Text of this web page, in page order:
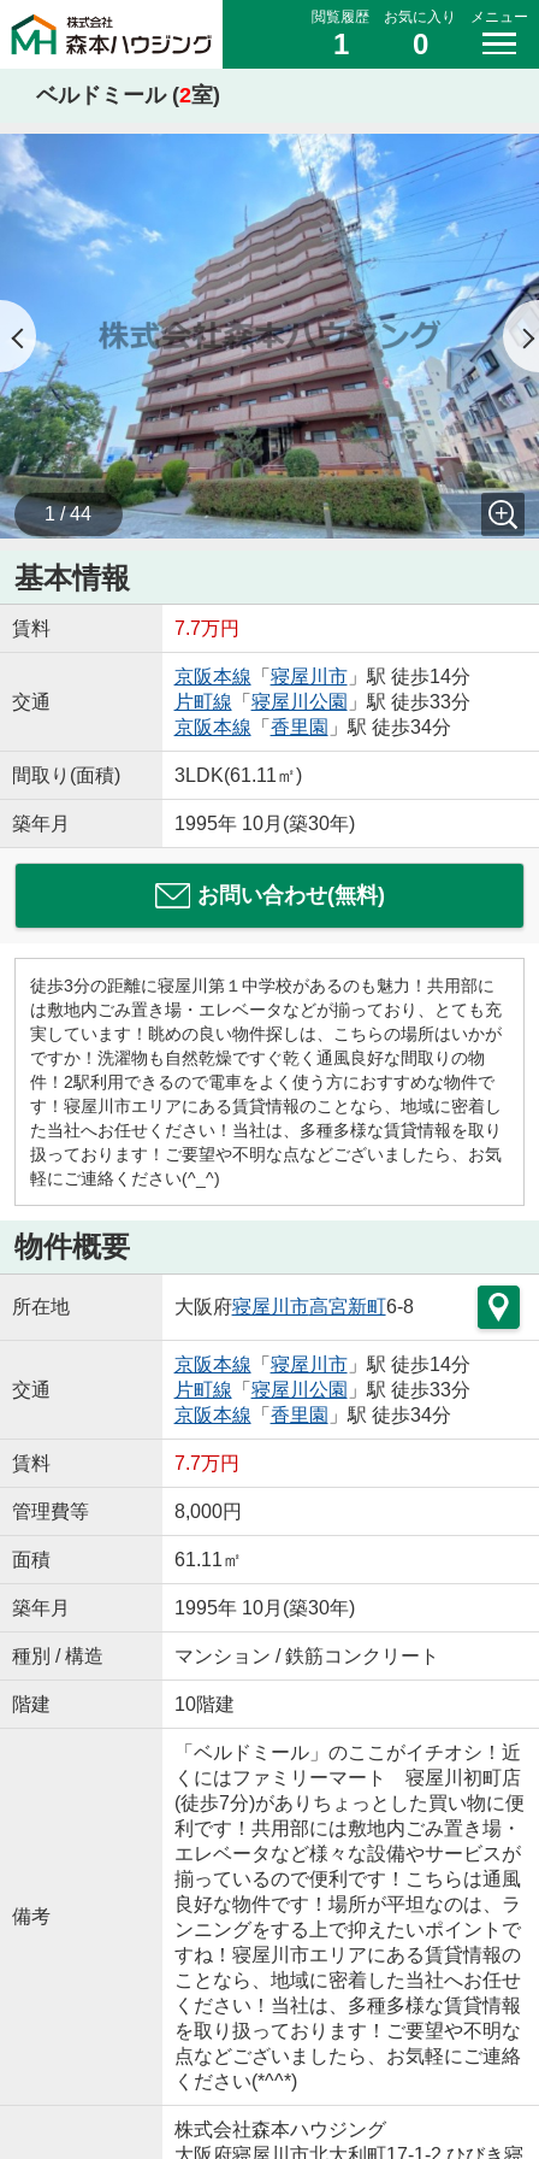
閲覧履歴
1
お気に入り
0
メニュー
ベルドミール (2室)
1 / 44
基本情報
賃料 7.7万円
交通
京阪本線 「 寝屋川市」駅 徒歩14分
片町線 「 寝屋川公園 」駅 徒歩33分
京阪本線 「 香里園 」駅 徒歩34分
間取り(面積) 3LDK(61.11㎡)
築年月 1995年 10月(築30年)
お問い合わせ(無料)
徒歩3分の距離に寝屋川第１中学校があるのも魅力！共用部に
は敷地内ごみ置き場・エレベータなどが揃っており、とても充
実しています！眺めの良い物件探しは、こちらの場所はいかが
ですか！洗濯物も自然乾燥ですぐ乾く通風良好な間取りの物
件！2駅利用できるので電車をよく使う方におすすめな物件で
す！寝屋川市エリアにある賃貸情報のことなら、地域に密着し
た当社へお任せください！当社は、多種多様な賃貸情報を取り
扱っております！ご要望や不明な点などございましたら、お気
軽にご連絡ください(^_^)
物件概要
所在地 大阪府寝屋川市高宮新町6-8
交通
京阪本線 「 寝屋川市」駅 徒歩14分
片町線 「 寝屋川公園 」駅 徒歩33分
京阪本線 「 香里園 」駅 徒歩34分
賃料 7.7万円
管理費等 8,000円
面積 61.11㎡
築年月 1995年 10月(築30年)
種別 / 構造 マンション / 鉄筋コンクリート
階建 10階建
備考
「ベルドミール」のここがイチオシ！近
くにはファミリーマート 寝屋川初町店
(徒歩7分)がありちょっとした買い物に便
利です！共用部には敷地内ごみ置き場・
エレベータなど様々な設備やサービスが
揃っているので便利です！こちらは通風
良好な物件です！場所が平坦なのは、ラ
ンニングをする上で抑えたいポイントで
すね！寝屋川市エリアにある賃貸情報の
ことなら、地域に密着した当社へお任せ
ください！当社は、多種多様な賃貸情報
を取り扱っております！ご要望や不明な
点などございましたら、お気軽にご連絡
ください(*^^*)
株式会社森本ハウジング
大阪府寝屋川市北大利町17-1-2 ひびき寝